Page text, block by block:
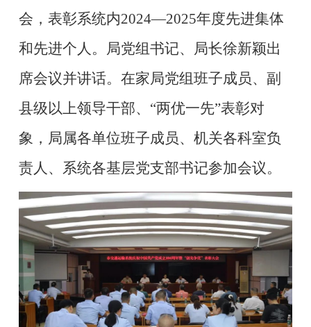
会，表彰系统内2024—2025年度先进集体
和先进个人。 局党组书记、 局长徐新颖出
席会议并讲话。 在家局党组班子成员、副
县级以上领导干部、 “两优一先”表彰对
象，局属各单位班子成员、 机关各科室负
责人、系统各基层党支部书记参加会议。